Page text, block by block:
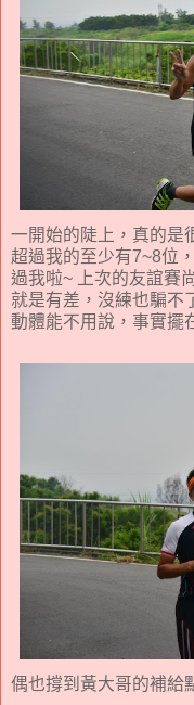
一開始的陡上，真的是
超過我的至少有7~8位
過我啦~ 上次的友誼賽
就是有差，沒練也騙不
動體能不用說，事實擺
偶也撐到黃大哥的補給